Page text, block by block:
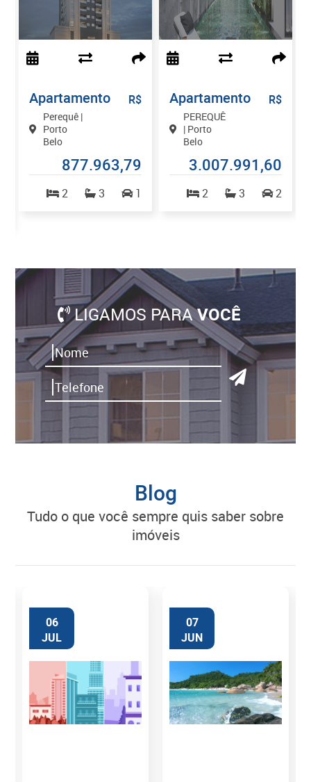
Apartamento
Perequê |
Porto
Belo
R$
877.963,79
2 3 1
Apartamento
PEREQUÊ
| Porto
Belo
R$
3.007.991,60
2 3
2
LIGAMOS PARAVOCÊ
Blog
tudo o que você sempre quis saber sobre
imóveis
06
JUL
07
JUN